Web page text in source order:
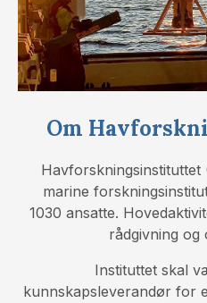
Om
marine
1030 ansatte.
rådgivning og
Instituttet skal
kunnskapsleverandør for